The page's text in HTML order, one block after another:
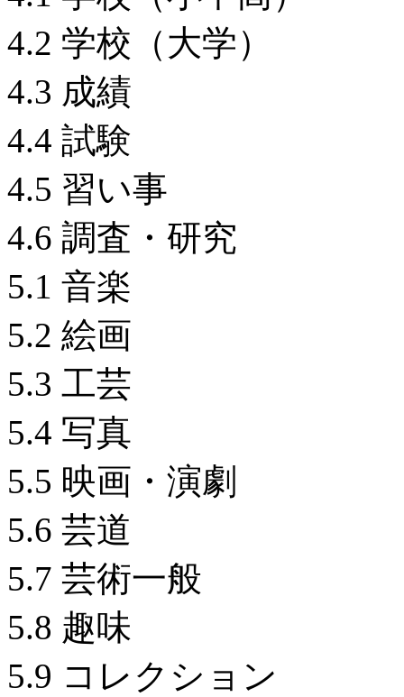
4.2 学校（大学）
4.3 成績
4.4 試験
4.5 習い事
4.6 調査・研究
5.1 音楽
5.2 絵画
5.3 工芸
5.4 写真
5.5 映画・演劇
5.6 芸道
5.7 芸術一般
5.8 趣味
5.9 コレクション